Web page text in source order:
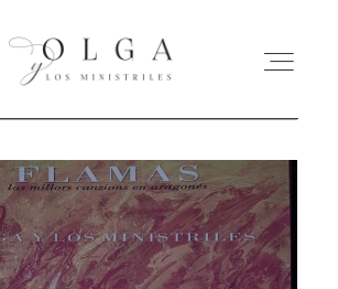
HOME
ACTUACIONES